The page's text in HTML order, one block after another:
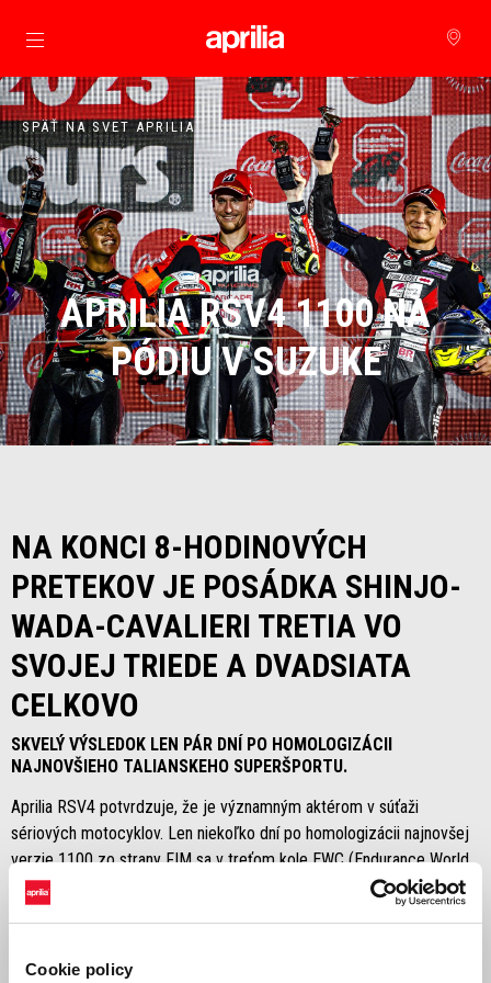
Cookie policy
Prejsť na hlavný obsah
SPÄŤ NA SVET APRILIA
APRILIA RSV4 1100 NA
PÓDIU V SUZUKE
NA KONCI 8-HODINOVÝCH
PRETEKOV JE POSÁDKA SHINJO-
WADA-CAVALIERI TRETIA VO
SVOJEJ TRIEDE A DVADSIATA
CELKOVO
SKVELÝ VÝSLEDOK LEN PÁR DNÍ PO HOMOLOGIZÁCII
NAJNOVŠIEHO TALIANSKEHO SUPERŠPORTU.
Aprilia RSV4 potvrdzuje, že je významným aktérom v súťaži
sériových motocyklov. Len niekoľko dní po homologizácii najnovšej
verzie 1100 zo strany FIM sa v treťom kole EWC (Endurance World
Championship) RSV4 japonského tímu Tatara umiestnila na stupňoch
víťazov v kategórii NSTK. Celkovo napokon z toho bolo 20. miesto.
vyššiu výkonnostnú kategóriu EWC.